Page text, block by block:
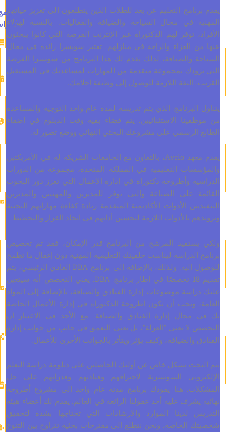
التعليم عن بعد للطلاب الذين يتطلعون إلى تعزيز حياتهم
في مجال السياحة والضيافة والفعاليات. بالنسبة لهؤلاء
توفر لهم الدكتوراه عبر الإنترنت الفرصة التي كانوا يبحثون
العزاء والراحة في منازلهم. تعتبر سويسرا رائدة في مجال
والضيافة، لذلك يقدم لك هذا البرنامج من سويسرا الفرصة
بمجموعة متقدمة من المهارات لمساعدتك في المستقبل
اللازمة للوصول إلى وظيفة أحلامك.
الذي يتم تدريسه لمدة عام واحد التوجيه والمساعدة
الاستثنائيين. يتم قضاء بقية وقت الدبلوم في إضفاء
على مشروعك البحثي النهائي ووضع تصور له.
يقدم معهد Avrio، بالتعاون مع الجامعات الشريكة له في الأمريكتين
التعليمية في المملكة المتحدة، مجموعة من الدورات
وأطروحة دكتوراه في إدارة الأعمال التي تعزز دور البحوث
على الصناعة والتي توفر للمديرين والمهنيين والمديرين
الأدوات الأكاديمية المتقدمة زيادة كفاءة مهاراتهم البحثية
بالأدوات اللازمة لتحسين أدائهم في اتخاذ القرار والتخطيط.
المرشح من البرنامج قدر الإمكان، فقد تم تخصيص
ليناسب خلفيتك التعليمية المهنية دون إغفال ما تطمح
للوصول إليه. ولذلك، بالإضافة إلى برنامج DBA العادي الرئيسي، يتم
تقديم 18 تخصصًا في إطار برنامج DBA. يعني التخصص أنه سيتعين
موضوعات إدارة الفنادق والضيافة، بالإضافة إلى المواد
ويجب أن تكون أطروحة الدكتوراه في إدارة الأعمال الخاصة
إدارة الفنادق والضيافة. مع الأخذ في الاعتبار أن
يعني "العزلة"، بل يعني التعمق في جانب من جوانب إدارة
وكيف يؤثر ويتأثر بالجوانب الأخرى للأعمال.
بشكل خاص عن أولئك الحاصلين على دبلومة دراسة التعلم
السويسرية لاحترافهم وقيادتهم وقدراتهم على حل
هنا يقودك برنامج مدته عام واحد إلى مشروع أطروحة
عليه أحد عقولنا الرائعة في العالم. يقدم لك أعضاء هيئة
لدينا الموارد والإرشادات التي تحتاجها بشدة لتحقيق
ونحن نتطلع إلى مقترحات بحثية تتراوح بين التنوع
برنامج
الدراسة
الاعتمادات:
90
المدة
المقدرة:
لغة
الدراسة:
الانجليزية
الأطروحة:
الإنجليزية
متوفر
باللغة
الفرنسية
والألمانية
والإسبانية
والعربية.
كلمات
البحث:
50,000
±15%
طرق
الدراسة:
تاريخ
البدء:
الأسبوع
القادم
تحويل
الاعتمادات: